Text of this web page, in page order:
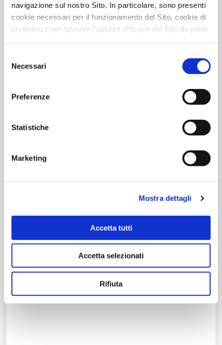
navigazione sul nostro Sito. In particolare, sono presenti
cookie necessari per il funzionamento del Sito, cookie di
preferenze per favorire l'utilizzo efficace del Sito da parte
categorie di cookie accettare.
Per maggiori informazioni, consulta le nostre pagine
delNecessari
Preferenze
Statistiche
Marketing
Mostra dettagli
Accetta tutti
Accetta selezionati
Rifiuta